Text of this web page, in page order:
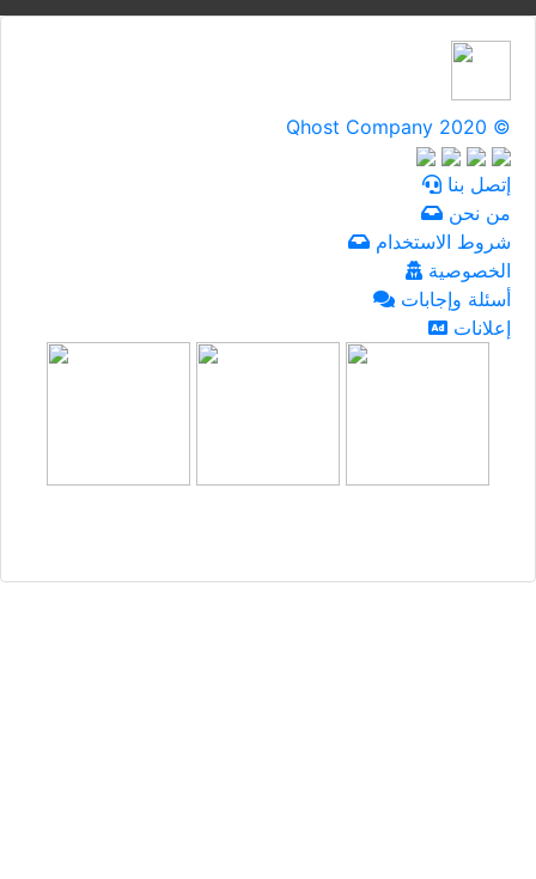
Qhost Company 2020 ©
إتصل بنا
من نحن
شروط الاستخدام
الخصوصية
أسئلة وإجابات
إعلانات